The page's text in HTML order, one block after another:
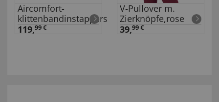
Aircomfort-
klittenbandinstappers
119,99 €
V-Pullover m.
Zierknöpfe,rose
39,99 €